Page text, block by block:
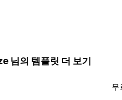
님의 템플릿 더 보기
무